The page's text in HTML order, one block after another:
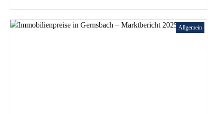
Allgemein